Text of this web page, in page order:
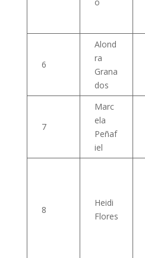
6
Alond
ra
Grana
dos
7
Marc
ela
Peñaf
iel
8
Heidi
Flores